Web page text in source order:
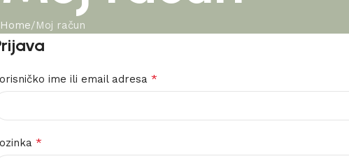
Home Moj račun
ime ili email adresa *
*